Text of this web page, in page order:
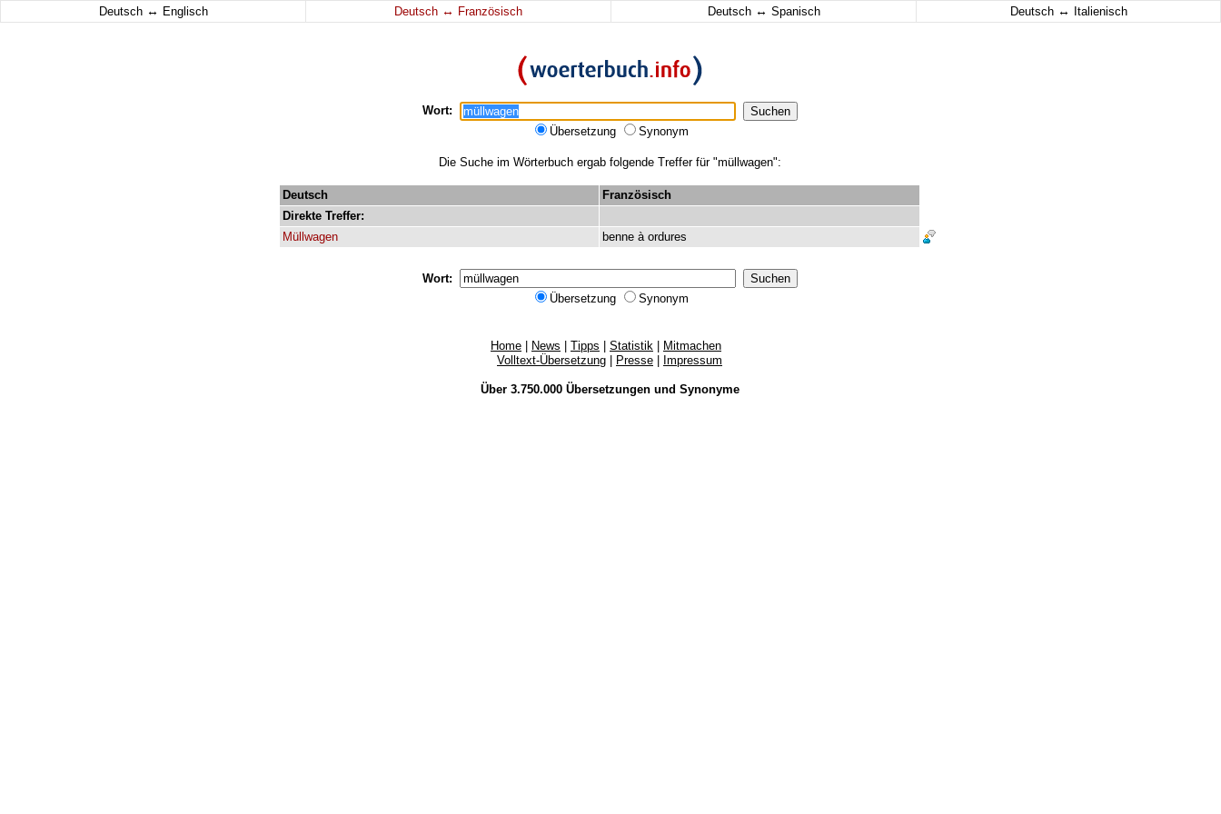
Deutsch ↔ Englisch Deutsch ↔ Französisch Deutsch ↔ Spanisch Deutsch ↔ Italienisch
Wort:
Übersetzung
Synonym
Die Suche im Wörterbuch ergab folgende Treffer für "müllwagen":
Deutsch
Französisch
Direkte Treffer:
Müllwagen
benne à ordures
Wort:
Übersetzung
Synonym
Home News Tipps Statistik
Mitmachen
Volltext-Übersetzung
Presse Impressum
Über 3.750.000 Übersetzungenund Synonyme